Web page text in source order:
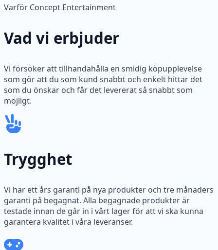
Varför Concept Entertainment
Vad vi erbjuder
Vi försöker att tillhandahålla en smidig köpupplevelse
som gör att du som kund snabbt och enkelt hittar det
som du önskar och får det levererat så snabbt som
möjligt.
Trygghet
Vi har ett års garanti på nya produkter och tre månaders
garanti på begagnat. Alla begagnade produkter är
testade innan de går in i vårt lager för att vi ska kunna
garantera kvalitet i våra leveranser.